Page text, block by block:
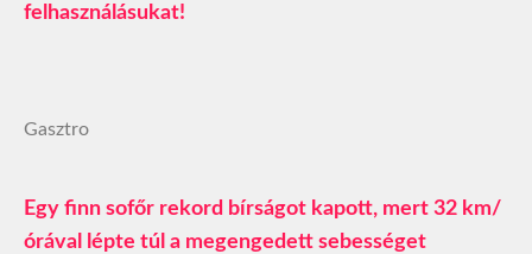
felhasználásukat!
Gasztro
Egy finn sofőr rekord bírságot kapott, mert 32 km/
órával lépte túl a megengedett sebességet